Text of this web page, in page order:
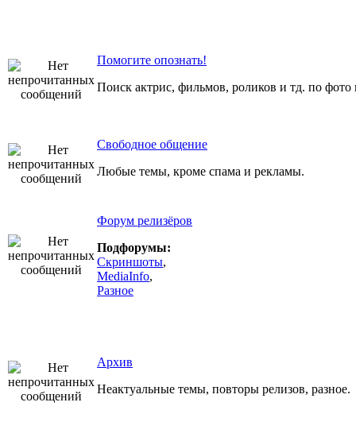
Помогите опознать!
Поиск актрис, фильмов, роликов и тд. по
Свободное общение
Любые темы, кроме спама и рекламы.
Форум релизёров
Подфорумы:
Скриншоты,
MediaInfo,
Разное
Архив
Неактуальные темы, повторы релизов, разное.